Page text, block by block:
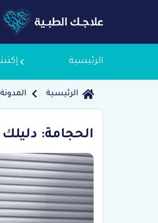
الرئيسية
الرئيسية المدونة
الحجامة: